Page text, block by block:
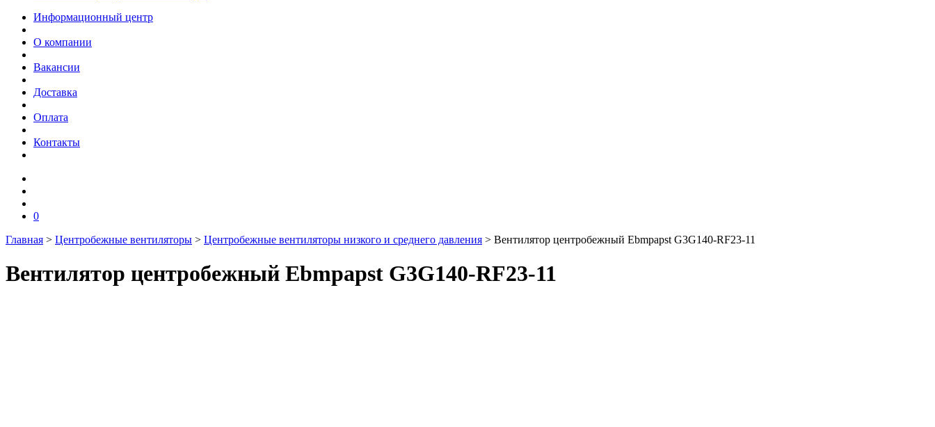
Информационный центр
О компании
Вакансии
Доставка
Оплата
Контакты
0
Главная > Центробежные вентиляторы > Центробежные вентиляторы низкого и среднего давления > Вентилятор центробежный Ebmpapst G3G140-RF23-11
Вентилятор центробежный Ebmpapst G3G140-RF23-11